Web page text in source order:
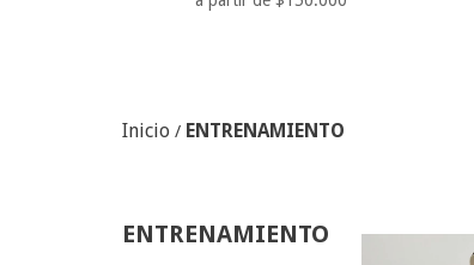
Inicio / ENTRENAMIENTO
ENTRENAMIENTO